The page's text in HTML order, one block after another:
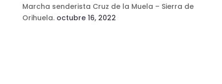
Marcha senderista Cruz de la Muela – Sierra de
Orihuela. octubre 16, 2022